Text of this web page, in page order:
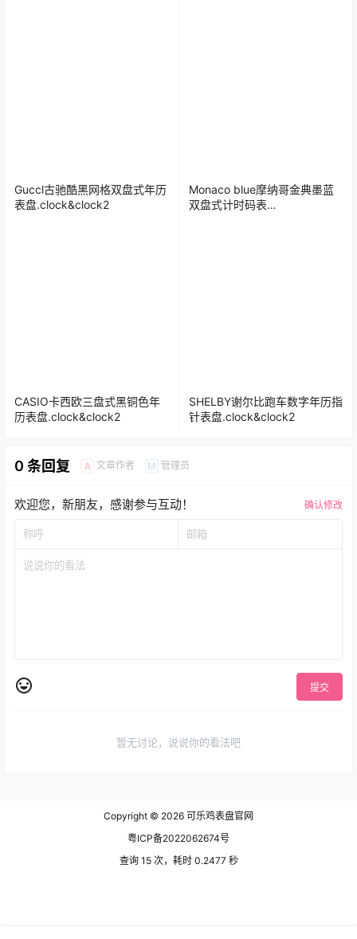
Guccl古驰酷黑网格双盘式年历
表盘.clock&clock2
Monaco blue摩纳哥金典墨蓝
双盘式计时码表
CASIO卡西欧三盘式黑铜色年
历表盘.clock&clock2
SHELBY谢尔比跑车数字年历指
针表盘.clock&clock2
0 条回复 A 文章作者 M 管理员
欢迎您，新朋友，感谢参与互动！ 确认修改
提交
暂无讨论，说说你的看法吧
Copyright © 2026 可乐鸡表盘官网
粤ICP备2022062674号
查询 15 次，耗时 0.2477 秒